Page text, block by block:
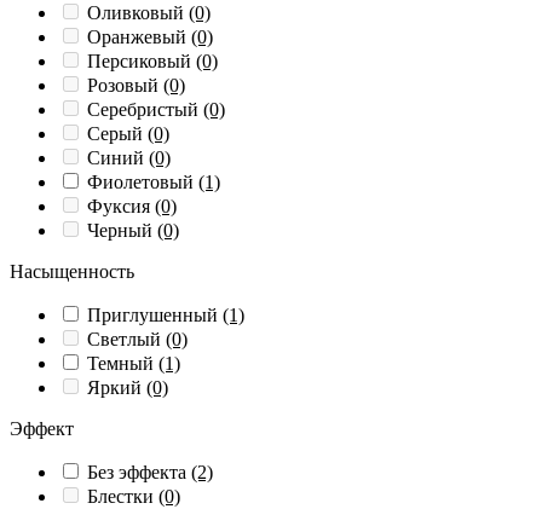
Оливковый (0)
Оранжевый (0)
Персиковый (0)
Розовый (0)
Серебристый (0)
Серый (0)
Синий (0)
Фиолетовый (1)
Фуксия (0)
Черный (0)
Насыщенность
Приглушенный (1)
Светлый (0)
Темный (1)
Яркий (0)
Эффект
Без эффекта (2)
Блестки (0)